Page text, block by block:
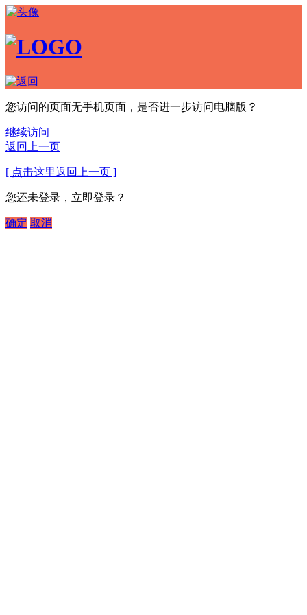
您访问的页面无手机页面，是否进一步访问电脑版？
继续访问
返回上一页
[ 点击这里返回上一页 ]
您还未登录，立即登录？
确定 取消